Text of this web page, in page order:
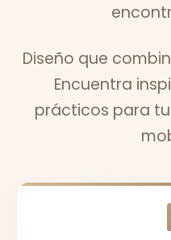
Diseño que
Encuentra
prácticos para